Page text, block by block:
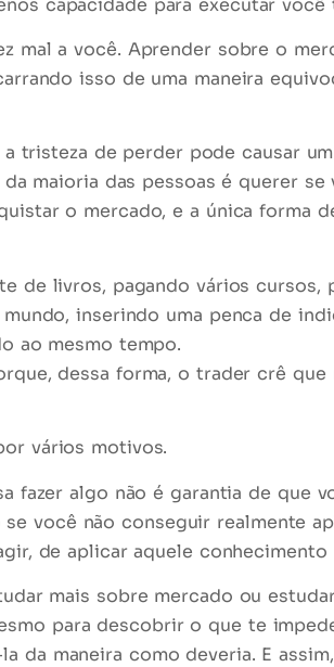
mal a você. Aprender sobre o
isso de uma maneira
tristeza de perder pode causar
maioria das pessoas é querer
o mercado, e a única forma
de livros, pagando vários
inserindo uma penca de
ao mesmo tempo.
dessa forma, o trader crê
vários motivos.
fazer algo não é garantia de que
você não conseguir realmente
de aplicar aquele conhecimento
mais sobre mercado ou
para descobrir o que te
da maneira como deveria. E